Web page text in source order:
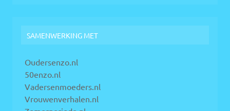
SAMENWERKING MET
Oudersenzo.nl
50enzo.nl
Vadersenmoeders.nl
Vrouwenverhalen.nl